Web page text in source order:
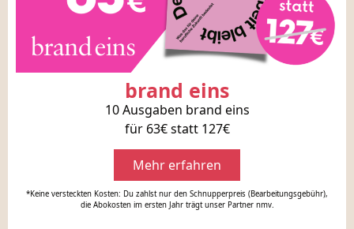
brand eins
10 Ausgaben brand eins
für 63€ statt 127€
Mehr erfahren
*Keine versteckten Kosten: Du zahlst nur den Schnupperpreis (Bearbeitungsgebühr),
die Abokosten im ersten Jahr trägt unser Partner nmv.